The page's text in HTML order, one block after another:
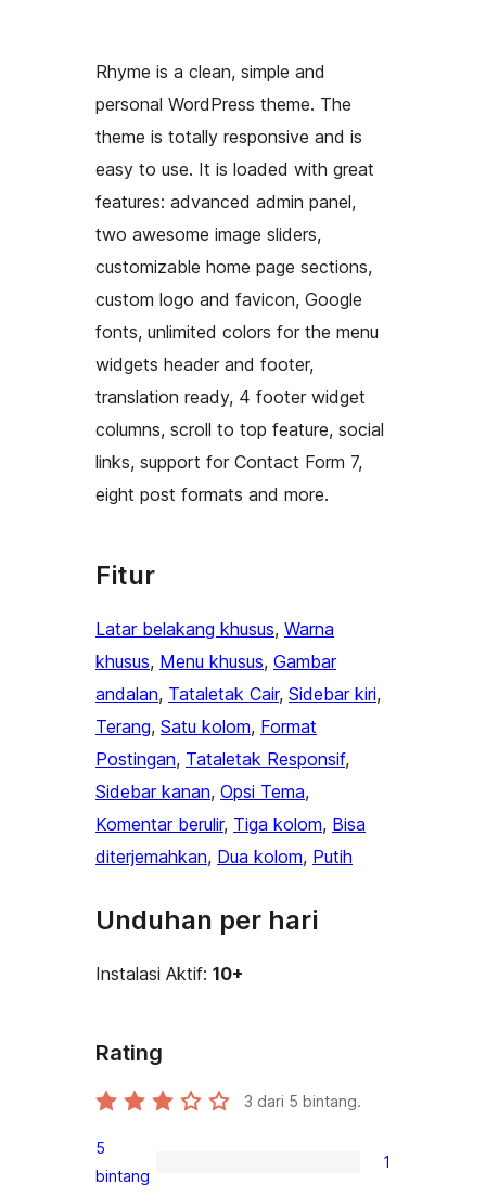
Rhyme is a clean, simple and
personal WordPress theme. The
theme is totally responsive and is
easy to use. It is loaded with great
features: advanced admin panel,
two awesome image sliders,
customizable home page sections,
custom logo and favicon, Google
fonts, unlimited colors for the menu
widgets header and footer,
translation ready, 4 footer widget
columns, scroll to top feature, social
links, support for Contact Form 7,
eight post formats and more.
Fitur
Latar belakang khusus, Warna
khusus, Menu khusus, Gambar
andalan, Tataletak Cair, Sidebar kiri
Terang, Satu kolom, Format
Postingan, Tataletak Responsif
Sidebar kanan, Opsi Tema
Komentar berulir, Tiga kolom, Bisa
diterjemahkan, Dua kolom, Putih
Unduhan per hari
Instalasi Aktif: 10+
Rating
3 dari 5 bintang.
1
5
bintang
1